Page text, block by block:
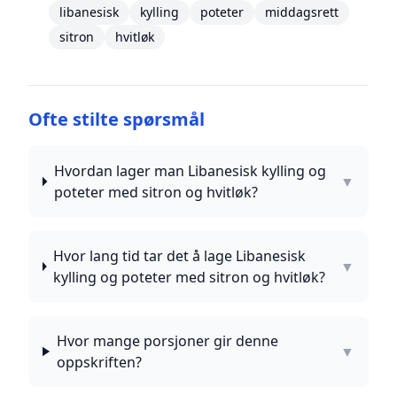
libanesisk kylling poteter
middagsrett
sitron
hvitløk
Ofte stilte spørsmål
Hvordan lager man Libanesisk kylling og
poteter med sitron og hvitløk?
▼
Hvor lang tid tar det å lage Libanesisk
kylling og poteter med sitron og hvitløk?
▼
Hvor mange porsjoner gir denne
oppskriften?
▼